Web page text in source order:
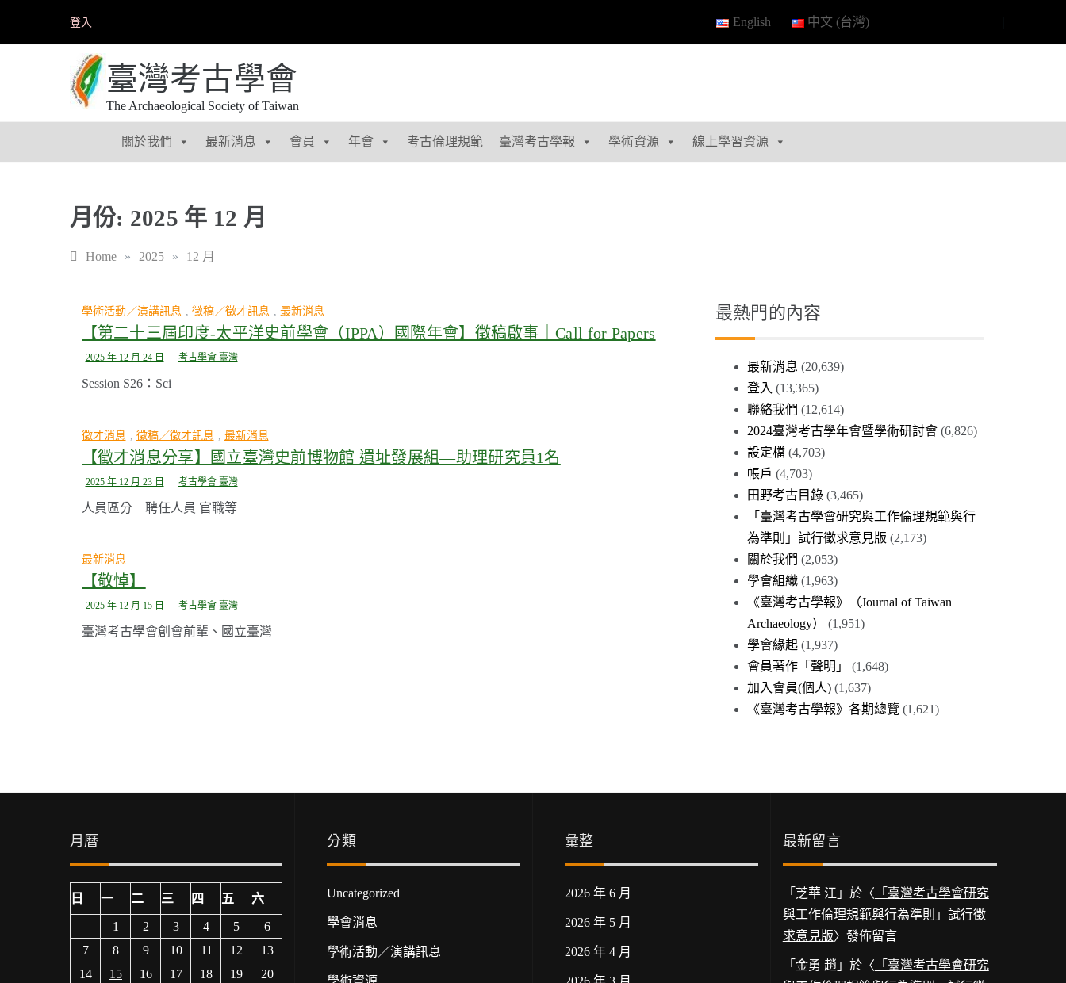
content
登入 English 中文 (台灣)
臺灣考古學會
The Archaeological Society of Taiwan
關於我們 最新消息 會員 年會 考古倫理規範 臺灣考古學報 學術資源 線上學習資源
月份: 2025 年 12 月
Home » 2025 » 12 月
學術活動／演講訊息 徵稿／徵才訊息 最新消息
【第二十三屆印度-太平洋史前學會（IPPA）國際年會】徵稿啟事｜Call for Papers
2025 年 12 月 24 日 考古學會 臺灣
Session S26：Sci
徵才消息 徵稿／徵才訊息 最新消息
【徵才消息分享】國立臺灣史前博物館 遺址發展組—助理研究員1名
2025 年 12 月 23 日 考古學會 臺灣
人員區分 聘任人員 官職等
最新消息
【敬悼】
2025 年 12 月 15 日 考古學會 臺灣
臺灣考古學會創會前輩、國立臺灣
最熱門的內容
最新消息 (20,639)
登入 (13,365)
聯絡我們 (12,614)
2024臺灣考古學年會暨學術研討會 (6,826)
設定檔 (4,703)
帳戶 (4,703)
田野考古目錄 (3,465)
「臺灣考古學會研究與工作倫理規範與行
為準則」試行徵求意見版 (2,173)
關於我們 (2,053)
學會組織 (1,963)
《臺灣考古學報》（Journal of Taiwan
Archaeology）
(1,951)
學會緣起 (1,937)
會員著作「聲明」
(1,648)
加入會員(個人) (1,637)
《臺灣考古學報》各期總覽 (1,621)
月曆
日 一 二 三 四 五 六
1 2 3 4 5
6
7
8 9 10 11 12
13
14
15 16 17 18 19
20
分類
Uncategorized
學會消息
學術活動／演講訊息
彙整
2026 年 6 月
2026 年 5 月
2026 年 4 月
最新留言
「 芝華 江 」於〈 「臺灣考古學會研究
與工作倫理規範與行為準則」試行徵
求意見版〉發佈留言
「 金勇 趙 」於〈 「臺灣考古學會研究